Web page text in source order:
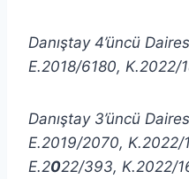
Danıştay 4’üncü
E.2018/6180, K.2022/
Danıştay 3’üncü
E.2019/2070, K.2022/
E.2022/393, K.2022/